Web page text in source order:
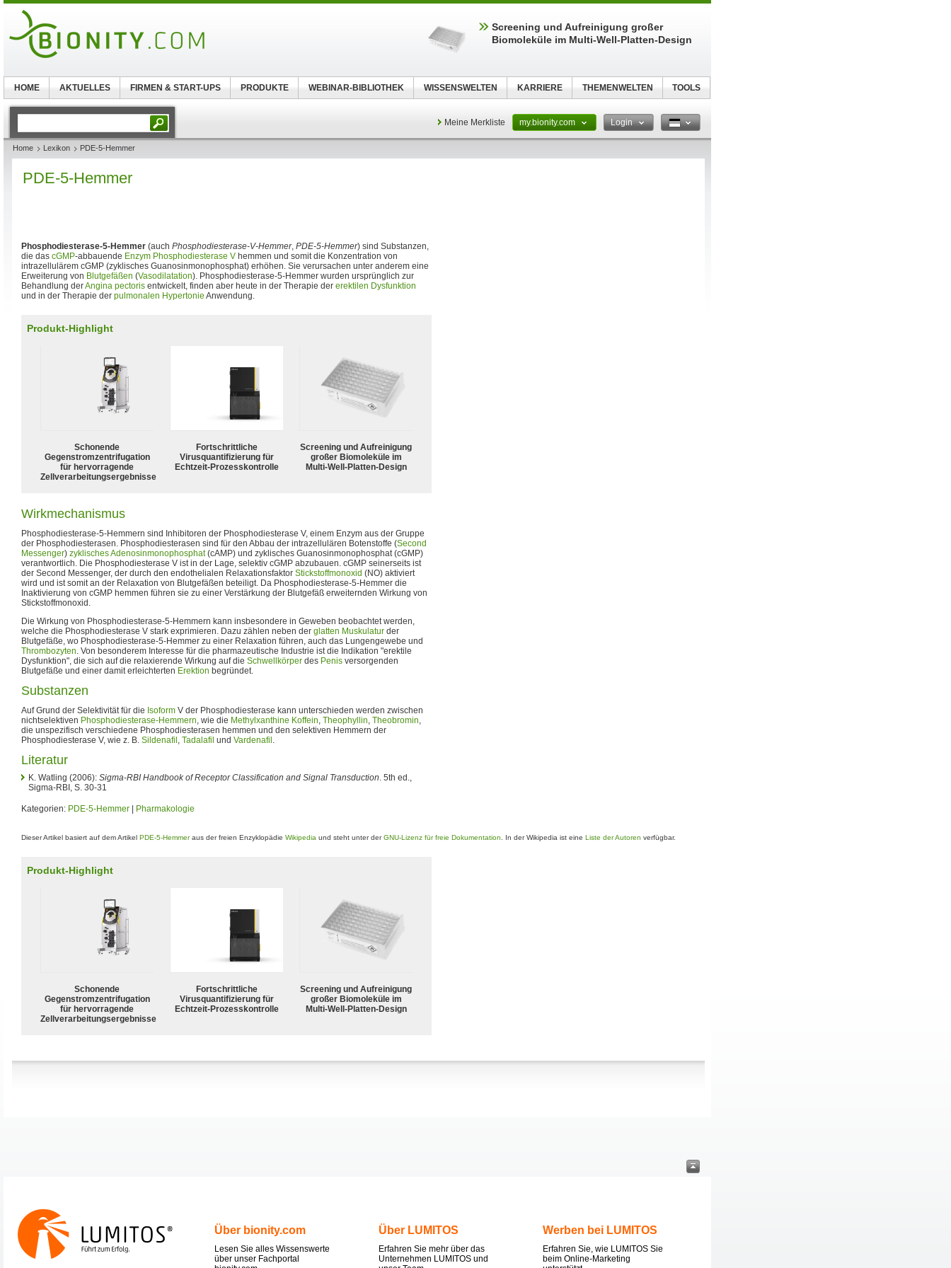
Meine Merkliste my.bionity.com Login
Home Lexikon PDE-5-Hemmer
PDE-5-Hemmer
Phosphodiesterase-5-Hemmer (auch Phosphodiesterase-V-Hemmer, PDE-5-Hemmer) sind Substanzen,
die das cGMP-abbauende Enzym Phosphodiesterase V hemmen und somit die Konzentration von
intrazellulärem cGMP (zyklisches Guanosinmonophosphat) erhöhen. Sie verursachen unter anderem eine
Erweiterung von Blutgefäßen (Vasodilatation). Phosphodiesterase-5-Hemmer wurden ursprünglich zur
Behandlung derAngina pectoris entwickelt, finden aber heute in der Therapie der erektilen Dysfunktion
und in der Therapie der pulmonalen Hypertonie Anwendung.
Produkt-Highlight
Schonende
Gegenstromzentrifugation
für hervorragende
Zellverarbeitungsergebnisse
Fortschrittliche
Virusquantifizierung für
Echtzeit-Prozesskontrolle
Screening und Aufreinigung
großer Biomoleküle im
Multi-Well-Platten-Design
Wirkmechanismus
Phosphodiesterase-5-Hemmern sind Inhibitoren der Phosphodiesterase V, einem Enzym aus der Gruppe
der Phosphodiesterasen. Phosphodiesterasen sind für den Abbau der intrazellulären Botenstoffe (Second
Messenger) zyklisches Adenosinmonophosphat(cAMP) und zyklisches Guanosinmonophosphat (cGMP)
verantwortlich. Die Phosphodiesterase V ist in der Lage, selektiv cGMP abzubauen. cGMP seinerseits ist
der Second Messenger, der durch den endothelialen Relaxationsfaktor Stickstoffmonoxid (NO) aktiviert
wird und ist somit an der Relaxation von Blutgefäßen beteiligt. Da Phosphodiesterase-5-Hemmer die
Inaktivierung von cGMP hemmen führen sie zu einer Verstärkung der Blutgefäß erweiternden Wirkung von
Stickstoffmonoxid.
Die Wirkung von Phosphodiesterase-5-Hemmern kann insbesondere in Geweben beobachtet werden,
welche die Phosphodiesterase V stark exprimieren. Dazu zählen neben der glatten Muskulatur der
Blutgefäße, wo Phosphodiesterase-5-Hemmer zu einer Relaxation führen, auch das Lungengewebe und
Thrombozyten. Von besonderem Interesse für die pharmazeutische Industrie ist die Indikation "erektile
Dysfunktion", die sich auf die relaxierende Wirkung auf die Schwellkörper des Penis versorgenden
Blutgefäße und einer damit erleichterten Erektion begründet.
Substanzen
Auf Grund der Selektivität für die Isoform V der Phosphodiesterase kann unterschieden werden zwischen
nichtselektiven Phosphodiesterase-Hemmern, wie die Methylxanthine Koffein, Theophyllin, Theobromin,
die unspezifisch verschiedene Phosphodiesterasen hemmen und den selektiven Hemmern der
Phosphodiesterase V, wie z. B. Sildenafil , Tadalafil und Vardenafil .
Literatur
K. Watling (2006): Sigma-RBI Handbook of Receptor Classification and Signal Transduction. 5th ed.,
Sigma-RBI, S. 30-31
Kategorien: PDE-5-Hemmer Pharmakologie
Dieser Artikel basiert auf dem Artikel PDE-5-Hemmeraus der freien Enzyklopädie Wikipedia und steht unter derGNU-Lizenz für freie Dokumentation . In der Wikipedia ist eine Liste der Autoren verfügbar.
Produkt-Highlight
Schonende
Gegenstromzentrifugation
für hervorragende
Zellverarbeitungsergebnisse
Fortschrittliche
Virusquantifizierung für
Echtzeit-Prozesskontrolle
Screening und Aufreinigung
großer Biomoleküle im
Multi-Well-Platten-Design
Über bionity.com
Lesen Sie alles Wissenswerte
über unser Fachportal
Über LUMITOS
Erfahren Sie mehr über das
Unternehmen LUMITOS und
Werben bei LUMITOS
Erfahren Sie, wie LUMITOS Sie
beim Online-Marketing
Screening und Aufreinigung großer
Biomoleküle im Multi-Well-Platten-Design
HOME AKTUELLES FIRMEN & START-UPS PRODUKTE WEBINAR-BIBLIOTHEK WISSENSWELTEN KARRIERE THEMENWELTEN TOOLS